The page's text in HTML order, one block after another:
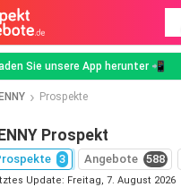
Sie unsere App herunter 📲
Prospekte
Prospekt
3 Angebote 588
Update: Freitag, 7. August 2026